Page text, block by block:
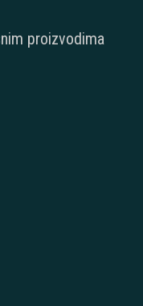
proizvodima